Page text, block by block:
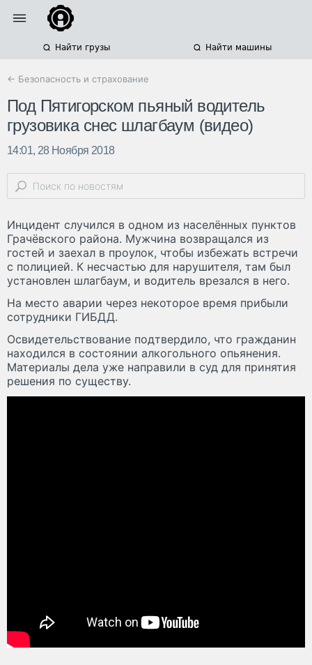
Найти грузы Найти машины
← Безопасность и страхование
Под Пятигорском пьяный водитель
грузовика снес шлагбаум (видео)
14:01, 28 Ноября 2018
Инцидент случился в одном из населённых пунктов
Грачёвского района. Мужчина возвращался из
гостей и заехал в проулок, чтобы избежать встречи
с полицией. К несчастью для нарушителя, там был
установлен шлагбаум, и водитель врезался в него.
На место аварии через некоторое время прибыли
сотрудники ГИБДД.
Освидетельствование подтвердило, что гражданин
находился в состоянии алкогольного опьянения.
Материалы дела уже направили в суд для принятия
решения по существу.